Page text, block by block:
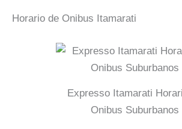
Horario de Onibus Itamarati
Expresso Itamarati
Onibus Suburbanos